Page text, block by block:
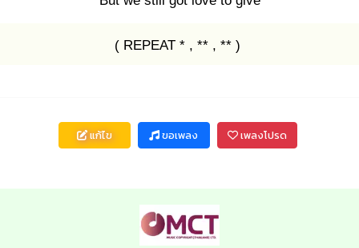
( REPEAT * , ** , ** )
แก้ไข ขอเพลง เพลงโปรด